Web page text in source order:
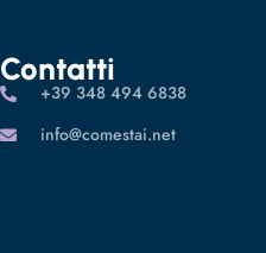
Contatti
‪+39 348 494 6838
info@comestai.net